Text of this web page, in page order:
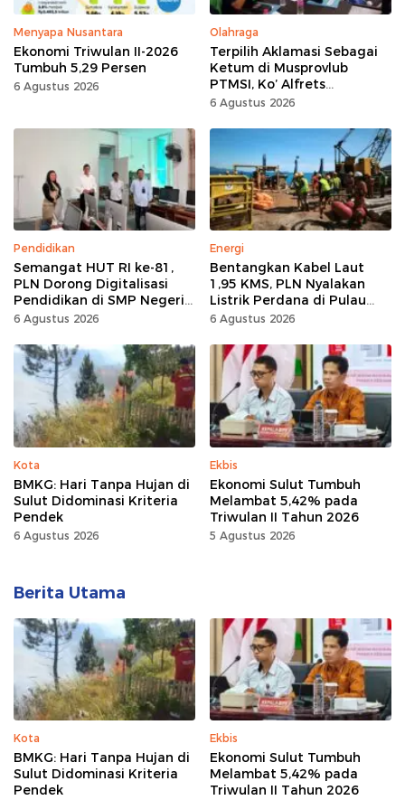
Menyapa Nusantara
Ekonomi Triwulan II-2026
Tumbuh 5,29 Persen
6 Agustus 2026
Olahraga
Terpilih Aklamasi Sebagai
Ketum di Musprovlub
PTMSI, Ko’ Alfrets
Rumawas Siap Gairahkan
6 Agustus 2026
Pendidikan
Semangat HUT RI ke-81,
PLN Dorong Digitalisasi
Pendidikan di SMP Negeri
1 Palu Lewat Program TJSL
6 Agustus 2026
Energi
Bentangkan Kabel Laut
1,95 KMS, PLN Nyalakan
Listrik Perdana di Pulau
Dudepo, Desa Berlistrik di
6 Agustus 2026
Kota
BMKG: Hari Tanpa Hujan di
Sulut Didominasi Kriteria
Pendek
6 Agustus 2026
Ekbis
Ekonomi Sulut Tumbuh
Melambat 5,42% pada
Triwulan II Tahun 2026
5 Agustus 2026
Berita Utama
Kota
BMKG: Hari Tanpa Hujan di
Sulut Didominasi Kriteria
Pendek
Ekbis
Ekonomi Sulut Tumbuh
Melambat 5,42% pada
Triwulan II Tahun 2026